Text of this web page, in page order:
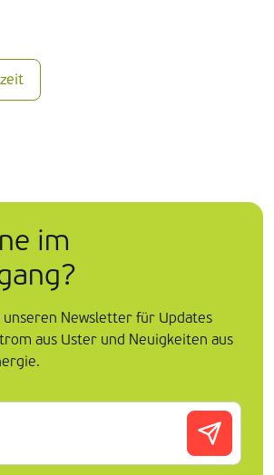
im
Newsletter für Updates
aus Uster und Neuigkeiten aus